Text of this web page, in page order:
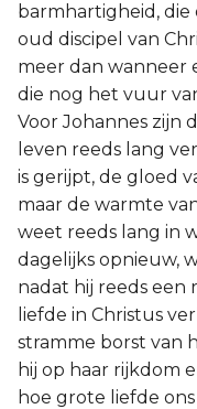
barmhartigheid, die
oud discipel van
meer dan wanneer
die nog het vuur
Voor Johannes zijn
leven reeds lang
is gerijpt, de gloed
maar de warmte
weet reeds lang in
dagelijks opnieuw,
nadat hij reeds een
liefde in Christus
stramme borst van
hij op haar rijkdom
hoe grote liefde